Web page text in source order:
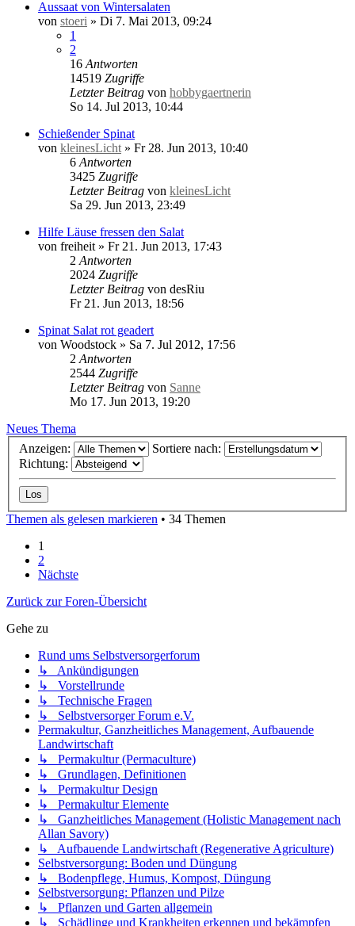
Aussaat von Wintersalaten
von stoeri » Di 7. Mai 2013, 09:24
1
2
16 Antworten
14519 Zugriffe
Letzter Beitrag von hobbygaertnerin
So 14. Jul 2013, 10:44
Schießender Spinat
von kleinesLicht » Fr 28. Jun 2013, 10:40
6 Antworten
3425 Zugriffe
Letzter Beitrag von kleinesLicht
Sa 29. Jun 2013, 23:49
Hilfe Läuse fressen den Salat
von freiheit » Fr 21. Jun 2013, 17:43
2 Antworten
2024 Zugriffe
Letzter Beitrag von desRiu
Fr 21. Jun 2013, 18:56
Spinat Salat rot geadert
von Woodstock » Sa 7. Jul 2012, 17:56
2 Antworten
2544 Zugriffe
Letzter Beitrag von Sanne
Mo 17. Jun 2013, 19:20
Neues Thema
Anzeigen:
Sortiere nach:
Richtung:
Themen als gelesen markieren • 34 Themen
1
2
Nächste
Zurück zur Foren-Übersicht
Gehe zu
Rund ums Selbstversorgerforum
↳ Ankündigungen
↳ Vorstellrunde
↳ Technische Fragen
↳ Selbstversorger Forum e.V.
Permakultur, Ganzheitliches Management, Aufbauende
Landwirtschaft
↳ Permakultur (Permaculture)
↳ Grundlagen, Definitionen
↳ Permakultur Design
↳ Permakultur Elemente
↳ Ganzheitliches Management (Holistic Management nach
Allan Savory)
↳ Aufbauende Landwirtschaft (Regenerative Agriculture)
Selbstversorgung: Boden und Düngung
↳ Bodenpflege, Humus, Kompost, Düngung
Selbstversorgung: Pflanzen und Pilze
↳ Pflanzen und Garten allgemein
↳ Schädlinge und Krankheiten erkennen und bekämpfen